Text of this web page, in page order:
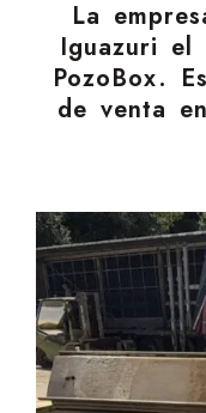
La
Iguazuri el
PozoBox.
de venta